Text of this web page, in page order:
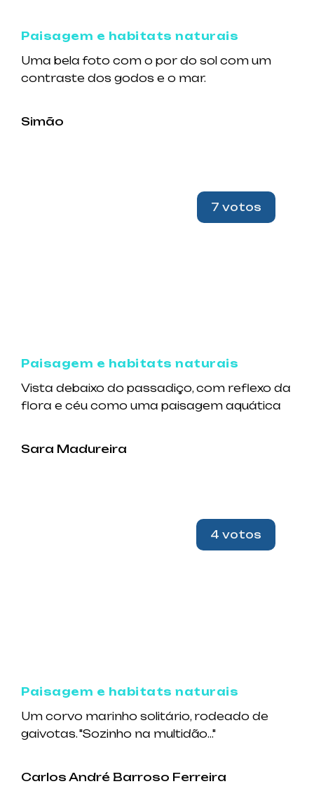
Paisagem e habitats naturais
Uma bela foto com o por do sol com um
contraste dos godos e o mar.
Simão
Paisagem e habitats naturais
Vista debaixo do passadiço, com reflexo da
flora e céu como uma paisagem aquática
Sara Madureira
7 votos
Paisagem e habitats naturais
Um corvo marinho solitário, rodeado de
gaivotas. "Sozinho na multidão..."
Carlos André Barroso Ferreira
4 votos